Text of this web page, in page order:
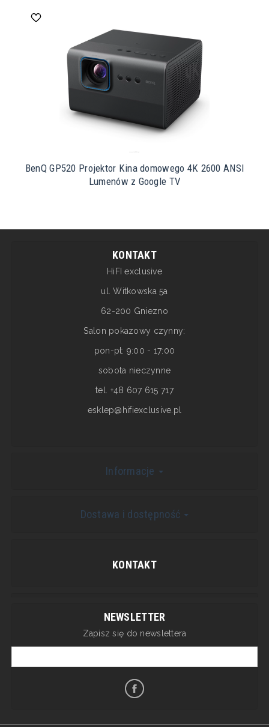
BenQ GP520 Projektor Kina domowego 4K 2600 ANSI
Lumenów z Google TV
KONTAKT
HiFI exclusive
ul. Witkowska 5a
62-200 Gniezno
Salon pokazowy czynny:
pon-pt: 9:00 - 17:00
sobota nieczynne
tel. +48 607 615 717
esklep@hifiexclusive.pl
Informacje
Dostawa i dostępność
KONTAKT
NEWSLETTER
Zapisz się do newslettera